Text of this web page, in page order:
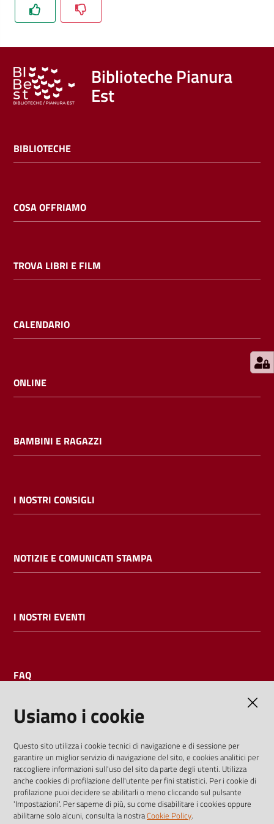
libri
film
Calendario
Bambini
E
l
i
cataloghi
bibliotecario
Biblioteche Pianura
Est
BIBLIOTECHE
COSA OFFRIAMO
TROVA LIBRI E FILM
CALENDARIO
ONLINE
BAMBINI E RAGAZZI
I NOSTRI CONSIGLI
NOTIZIE E COMUNICATI STAMPA
I NOSTRI EVENTI
FAQ
I dati personali pubblicati sono riutilizzabili solo alle condizioni
previste dalla direttiva comunitaria 2003/98/CE e dal d.lgs.
36/2006
Usiamo i cookie
Questo sito utilizza i cookie tecnici di navigazione e di sessione per
garantire un miglior servizio di navigazione del sito, e cookies analitici per
raccogliere informazioni sull'uso del sito da parte degli utenti. Utilizza
anche cookies di profilazione dell'utente per fini statistici. Per i cookie di
profilazione puoi decidere se abilitarli o meno cliccando sul pulsante
'Impostazioni'. Per saperne di più, su come disabilitare i cookies oppure
abilitarne solo alcuni, consulta la nostraCookie Policy.